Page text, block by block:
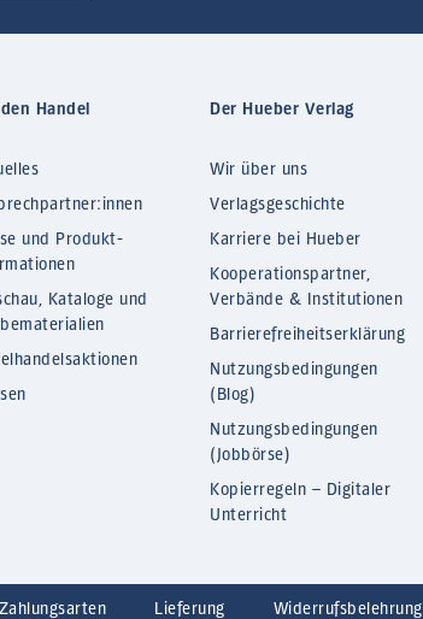
Handel
und Produkt-
Kataloge und
Der Hueber Verlag
Wir über uns
Verlagsgeschichte
Karriere bei Hueber
Kooperationspartner,
Verbände & Institutionen
Barrierefreiheitserklärung
Nutzungsbedingungen
(Blog)
Nutzungsbedingungen
(Jobbörse)
Kopierregeln – Digitaler
Unterricht
Zahlungsarten Lieferung Widerrufsbelehrung